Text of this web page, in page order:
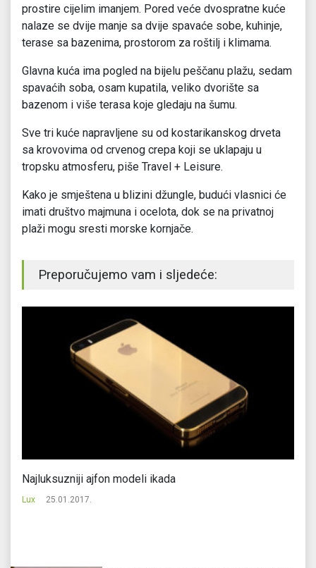
prostire cijelim imanjem. Pored veće dvospratne kuće
nalaze se dvije manje sa dvije spavaće sobe, kuhinje,
terase sa bazenima, prostorom za roštilj i klimama.
Glavna kuća ima pogled na bijelu peščanu plažu, sedam
spavaćih soba, osam kupatila, veliko dvorište sa
bazenom i više terasa koje gledaju na šumu.
Sve tri kuće napravljene su od kostarikanskog drveta
sa krovovima od crvenog crepa koji se uklapaju u
tropsku atmosferu, piše Travel + Leisure.
Kako je smještena u blizini džungle, budući vlasnici će
imati društvo majmuna i ocelota, dok se na privatnoj
plaži mogu sresti morske kornjače.
Preporučujemo vam i sljedeće:
Najluksuzniji ajfon modeli ikada
Lux 25.01.2017.